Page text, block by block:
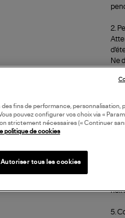
2.
Ne
5.
fins de performance, personnalisation,
pouvez configurer vos choix via «
strictement nécessaires (« Continuer
politique de cookies
Autoriser tous les cookies